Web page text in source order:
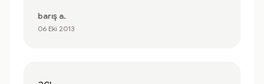
barış a.
06 Eki 2013